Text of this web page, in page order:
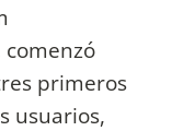
comenzó
primeros
usuarios,